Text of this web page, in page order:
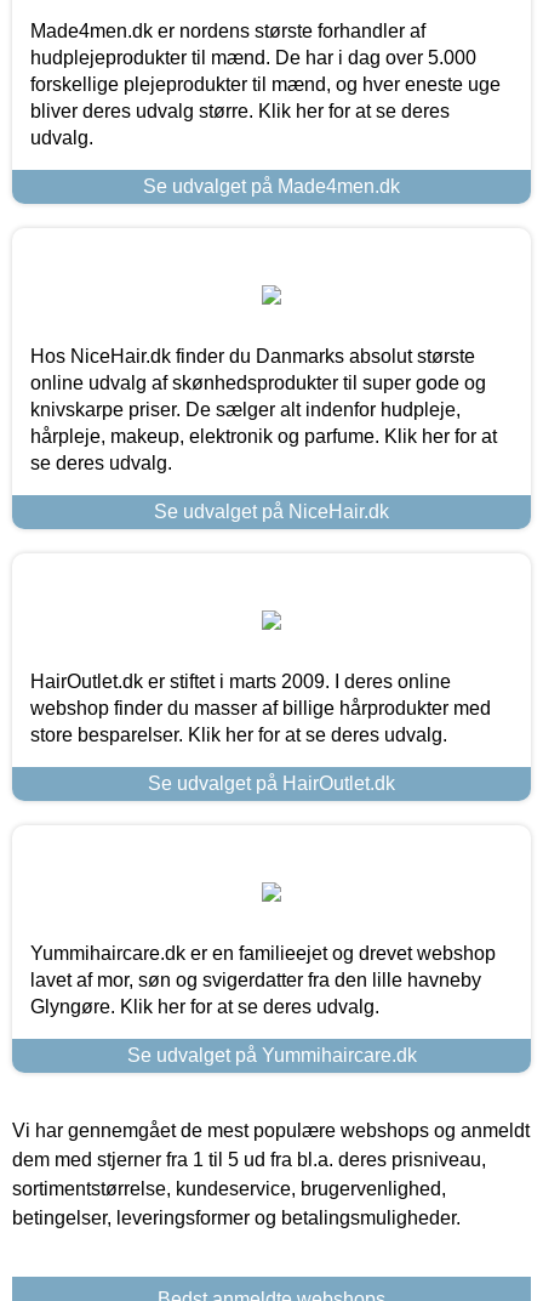
Made4men.dk er nordens største forhandler af
hudplejeprodukter til mænd. De har i dag over 5.000
forskellige plejeprodukter til mænd, og hver eneste uge
bliver deres udvalg større. Klik her for at se deres
udvalg.
Se udvalget på Made4men.dk
Hos NiceHair.dk finder du Danmarks absolut største
online udvalg af skønhedsprodukter til super gode og
knivskarpe priser. De sælger alt indenfor hudpleje,
hårpleje, makeup, elektronik og parfume. Klik her for at
se deres udvalg.
Se udvalget på NiceHair.dk
HairOutlet.dk er stiftet i marts 2009. I deres online
webshop finder du masser af billige hårprodukter med
store besparelser. Klik her for at se deres udvalg.
Se udvalget på HairOutlet.dk
Yummihaircare.dk er en familieejet og drevet webshop
lavet af mor, søn og svigerdatter fra den lille havneby
Glyngøre. Klik her for at se deres udvalg.
Se udvalget på Yummihaircare.dk
Vi har gennemgået de mest populære webshops og anmeldt
dem med stjerner fra 1 til 5 ud fra bl.a. deres prisniveau,
sortimentstørrelse, kundeservice, brugervenlighed,
betingelser, leveringsformer og betalingsmuligheder.